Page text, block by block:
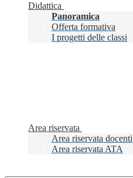
Didattica
Panoramica
Offerta formativa
I progetti delle classi
Area riservata
Area riservata docenti
Area riservata ATA